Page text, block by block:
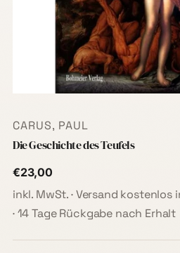
CARUS, PAUL
Die Geschichte des Teufels
€23,00
inkl. MwSt. · Versand
· 14 Tage Rückgabe nach Erhalt